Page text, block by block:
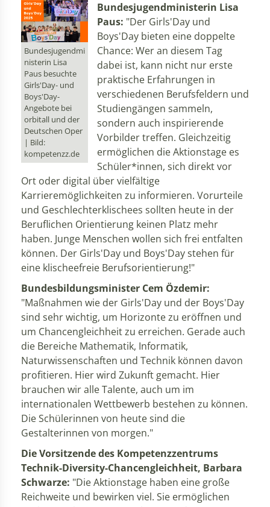
Bundesjugendmi
nisterin Lisa
Paus besuchte
Girls'Day- und
Boys'Day-
Angebote bei
orbitall und der
Deutschen Oper
| Bild:
kompetenzz.de
Bundesjugendministerin Lisa
Paus: "Der Girls'Day und
Boys'Day bieten eine doppelte
Chance: Wer an diesem Tag
dabei ist, kann nicht nur erste
praktische Erfahrungen in
verschiedenen Berufsfeldern und
Studiengängen sammeln,
sondern auch inspirierende
Vorbilder treffen. Gleichzeitig
ermöglichen die Aktionstage es
Schüler*innen, sich direkt vor
Ort oder digital über vielfältige
Karrieremöglichkeiten zu informieren. Vorurteile
und Geschlechterklischees sollten heute in der
Beruflichen Orientierung keinen Platz mehr
haben. Junge Menschen wollen sich frei entfalten
können. Der Girls'Day und Boys'Day stehen für
eine klischeefreie Berufsorientierung!"
Bundesbildungsminister Cem Özdemir:
"Maßnahmen wie der Girls'Day und der Boys'Day
sind sehr wichtig, um Horizonte zu eröffnen und
um Chancengleichheit zu erreichen. Gerade auch
die Bereiche Mathematik, Informatik,
Naturwissenschaften und Technik können davon
profitieren. Hier wird Zukunft gemacht. Hier
brauchen wir alle Talente, auch um im
internationalen Wettbewerb bestehen zu können.
Die Schülerinnen von heute sind die
Gestalterinnen von morgen."
Die Vorsitzende des Kompetenzzentrums
Technik-Diversity-Chancengleichheit, Barbara
Schwarze: "Die Aktionstage haben eine große
Reichweite und bewirken viel. Sie ermöglichen